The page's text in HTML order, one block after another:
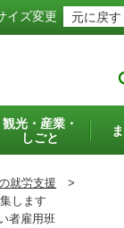
イズ変更 元に戻す
観光・産業・
しごと
就労支援 >
します
者雇用班